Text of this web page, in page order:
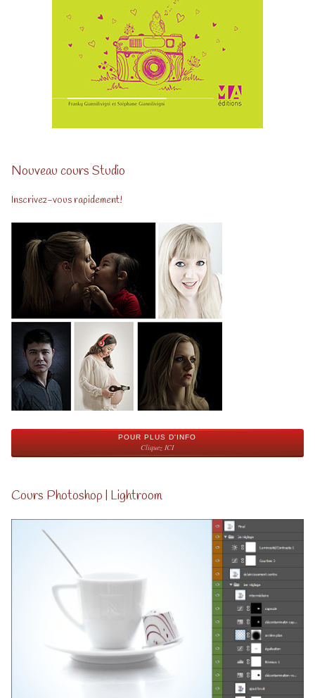
Nouveau cours Studio
Inscrivez-vous rapidement!
POUR PLUS D'INFO
Cliquez ICI
Cours Photoshop | Lightroom